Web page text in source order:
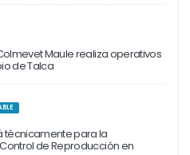
Maule realiza operativos
de Talca
técnicamente para la
de Reproducción en